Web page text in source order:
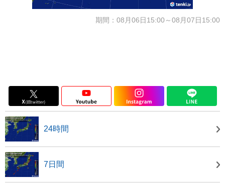
期間：08月06日15:00～08月07日15:00
24時間
7日間